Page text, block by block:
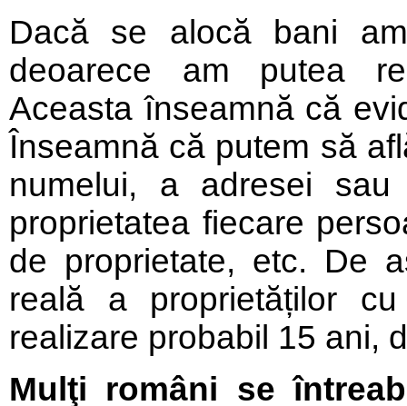
Dacă se alocă bani
deoarece am putea
Aceasta înseamnă că
Înseamnă că putem să
numelui, a adresei
proprietatea fiecare
de proprietate, etc. De
reală a proprietăților
realizare probabil 15 ani,
Mulţi români se